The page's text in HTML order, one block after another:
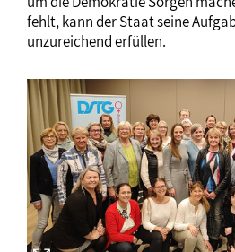
fehlt, kann der Staat seine
unzureichend erfüllen.